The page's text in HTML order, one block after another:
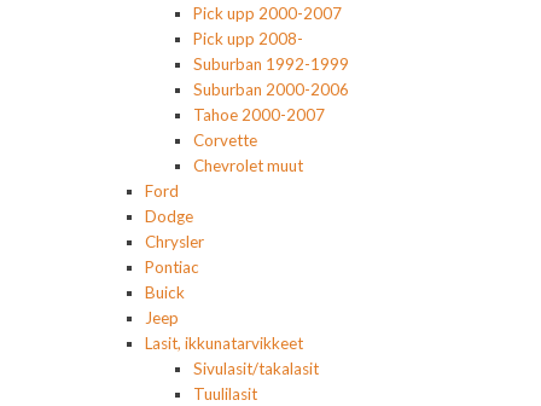
Pick upp 2000-2007
Pick upp 2008-
Suburban 1992-1999
Suburban 2000-2006
Tahoe 2000-2007
Corvette
Chevrolet muut
Ford
Dodge
Chrysler
Pontiac
Buick
Jeep
Lasit, ikkunatarvikkeet
Sivulasit/takalasit
Tuulilasit